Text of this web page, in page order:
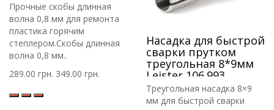
Прочные скобы длинная
волна 0,8 мм для ремонта
пластика горячим
степлером.Скобы длинная
волна 0,8 мм..
289.00 грн. 349.00 грн.
Насадка для быстрой
сварки прутком
треугольная 8*9мм
Leister 106.993
Треугольная насадка 8×9
мм для быстрой сварки